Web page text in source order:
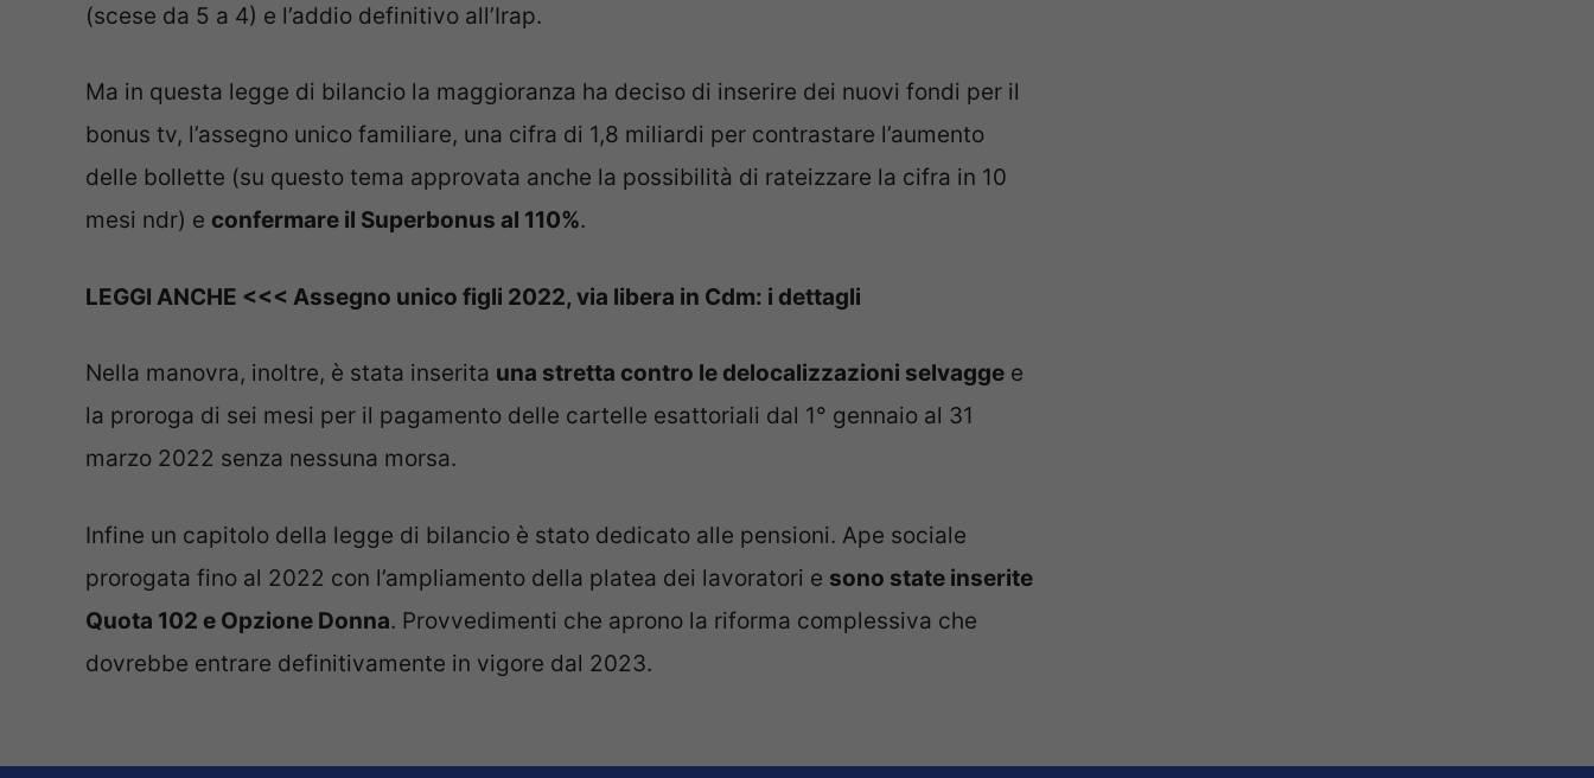
(scese da 5 a 4) e l’addio definitivo all’Irap.
Ma in questa legge di bilancio la maggioranza ha deciso di inserire dei nuovi fondi per il
bonus tv, l’assegno unico familiare, una cifra di 1,8 miliardi per contrastare l’aumento
delle bollette (su questo tema approvata anche la possibilità di rateizzare la cifra in 10
mesi ndr) e confermare il Superbonus al 110%.
LEGGI ANCHE <<< Assegno unico figli 2022, via libera in Cdm: i dettagli
Nella manovra, inoltre, è stata inserita una stretta contro le delocalizzazioni selvagge e
la proroga di sei mesi per il pagamento delle cartelle esattoriali dal 1° gennaio al 31
marzo 2022 senza nessuna morsa.
Infine un capitolo della legge di bilancio è stato dedicato alle pensioni. Ape sociale
prorogata fino al 2022 con l’ampliamento della platea dei lavoratori e sono state inserite
Quota 102 e Opzione Donna. Provvedimenti che aprono la riforma complessiva che
dovrebbe entrare definitivamente in vigore dal 2023.